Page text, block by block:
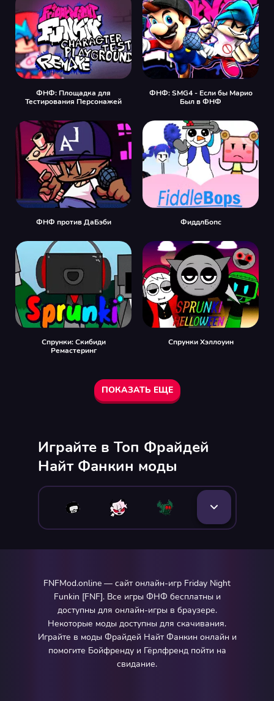
ФНФ: Площадка для
Тестирования Персонажей
ФНФ: SMG4 - Если бы Марио
Был в ФНФ
ФНФ против ДаБэби ФиддлБопс
Спрунки: Скибиди
Ремастеринг
Спрунки Хэллоуин
ПОКАЗАТЬ ЕЩЕ
Играйте в Топ Фрайдей
Найт Фанкин моды
FNFMod.online — сайт онлайн-игр Friday Night
Funkin [FNF]. Все игры ФНФ бесплатны и
доступны для онлайн-игры в браузере.
Некоторые моды доступны для скачивания.
Играйте в моды Фрайдей Найт Фанкин онлайн и
помогите Бойфренду и Гёрлфренд пойти на
свидание.